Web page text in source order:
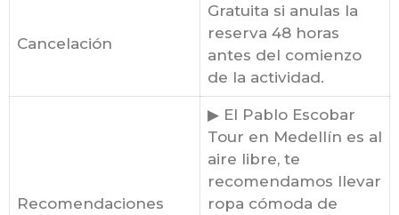
Cancelación
Gratuita si anulas la
reserva 48 horas
antes del comienzo
de la actividad.
Recomendaciones
▶ El Pablo Escobar
Tour en Medellín es al
aire libre, te
recomendamos llevar
ropa cómoda de